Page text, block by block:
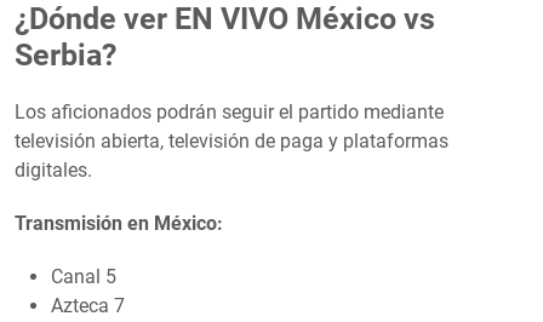
¿Dónde ver EN VIVO México vs
Serbia?
Los aficionados podrán seguir el partido mediante
televisión abierta, televisión de paga y plataformas
digitales.
Transmisión en México:
Canal 5
Azteca 7